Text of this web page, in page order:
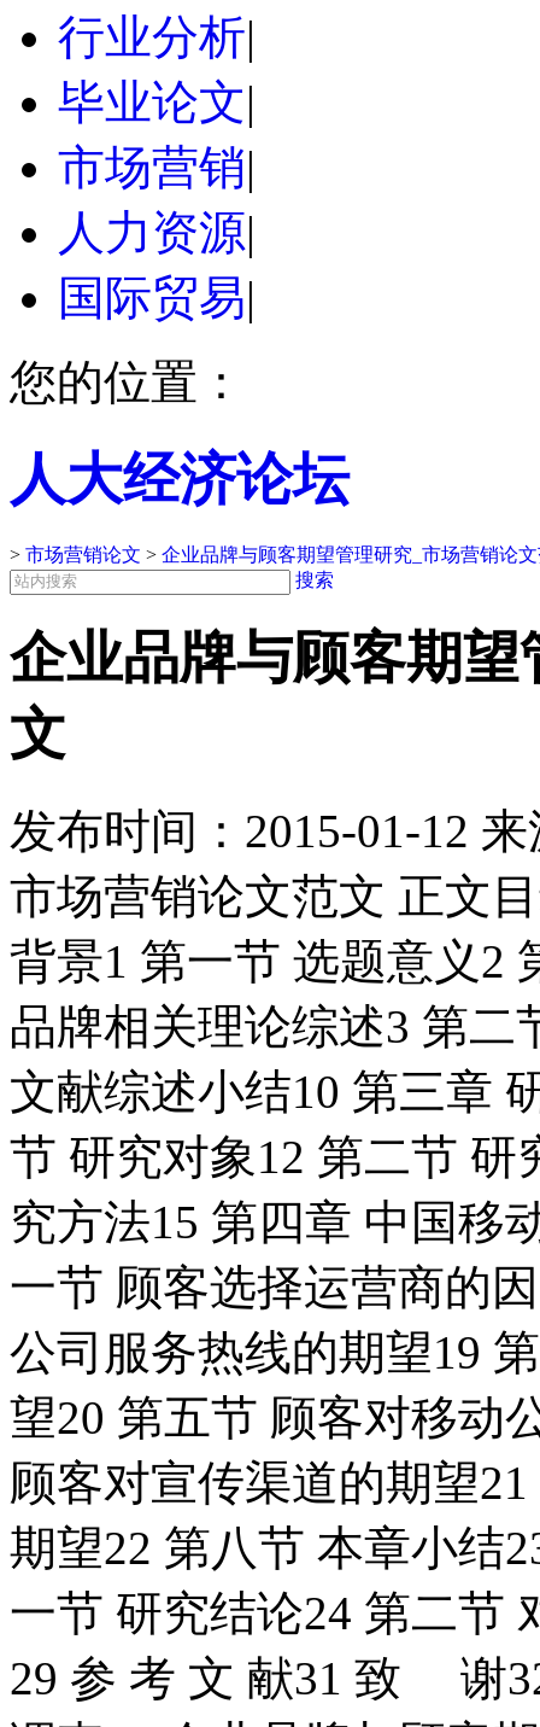
行业分析|
毕业论文|
市场营销|
人力资源|
国际贸易|
您的位置：
人大经济论坛
> 市场营销论文 > 企业品牌与顾客期望管理研究_市场营销论
搜索
企业品牌与顾客期
文
发布时间： 2015-01-12 来
市场营销论文范文 正文
背景1 第一节 选题意义2
品牌相关理论综述3 第二
文献综述小结10 第三章
节 研究对象12 第二节
究方法15 第四章 中国移
一节 顾客选择运营商的
公司服务热线的期望19
望20 第五节 顾客对移动
顾客对宣传渠道的期望
期望22 第八节 本章小结
一节 研究结论24 第二节
29 参 考 文 献31 致 谢